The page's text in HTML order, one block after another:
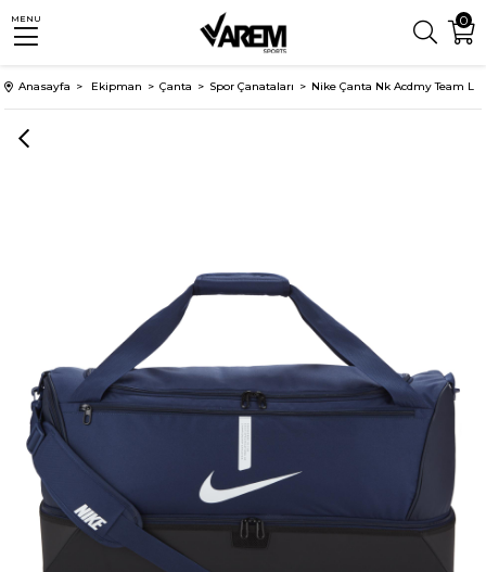
0
MENU
Anasayfa Ekipman Çanta Spor Çanataları Nike Çanta Nk Acdmy Team L